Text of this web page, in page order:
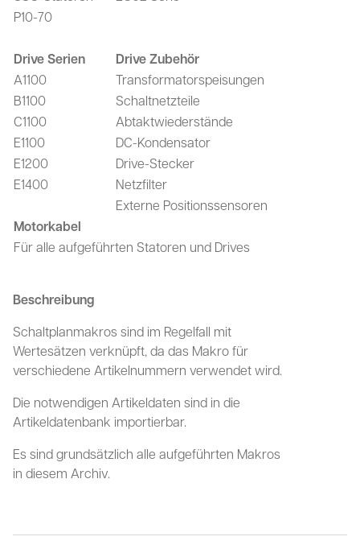
P10-70
Drive Serien Drive Zubehör
A1100
Transformatorspeisungen
B1100
Schaltnetzteile
C1100
Abtaktwiederstände
E1100
DC-Kondensator
E1200
Drive-Stecker
E1400
Netzfilter
Externe Positionssensoren
Motorkabel
Für alle aufgeführten Statoren und Drives
Beschreibung
Schaltplanmakros sind im Regelfall mit
Wertesätzen verknüpft, da das Makro für
verschiedene Artikelnummern verwendet wird.
Die notwendigen Artikeldaten sind in die
Artikeldatenbank importierbar.
Es sind grundsätzlich alle aufgeführten Makros
in diesem Archiv.